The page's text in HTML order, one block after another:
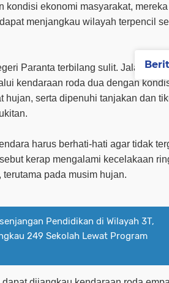
kondisi ekonomi masyarakat,
menjangkau wilayah terpencil
Paranta terbilang sulit. Jalan
kendaraan roda dua dengan
hujan, serta dipenuhi tanjakan dan
harus berhati-hati agar tidak
kerap mengalami kecelakaan
pada musim hujan.
Pendidikan di Wilayah 3T,
249 Sekolah Lewat Program